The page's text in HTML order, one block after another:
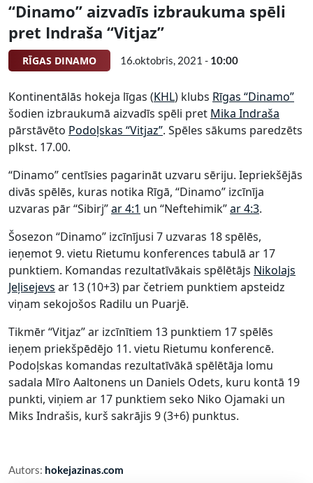
“Dinamo” aizvadīs izbraukuma spēli
pret Indraša “Vitjaz”
RĪGAS DINAMO 16.oktobris, 2021 - 10:00
Kontinentālās hokeja līgas (KHL) klubs Rīgas “Dinamo”
šodien izbraukumā aizvadīs spēli pret Mika Indraša
pārstāvēto Podoļskas “Vitjaz”. Spēles sākums paredzēts
plkst. 17.00.
“Dinamo” centīsies pagarināt uzvaru sēriju. Iepriekšējās
divās spēlēs, kuras notika Rīgā, “Dinamo” izcīnīja
uzvaras pār “Sibirj”ar 4:1 un “Neftehimik”ar 4:3.
Šosezon “Dinamo” izcīnījusi 7 uzvaras 18 spēlēs,
ieņemot 9. vietu Rietumu konferences tabulā ar 17
punktiem. Komandas rezultatīvākais spēlētājs Nikolajs
Jeļisejevs ar 13 (10+3) par četriem punktiem apsteidz
viņam sekojošos Radilu un Puarjē.
Tikmēr “Vitjaz” ar izcīnītiem 13 punktiem 17 spēlēs
ieņem priekšpēdējo 11. vietu Rietumu konferencē.
Podoļskas komandas rezultatīvākā spēlētāja lomu
sadala Mīro Aaltonens un Daniels Odets, kuru kontā 19
punkti, viņiem ar 17 punktiem seko Niko Ojamaki un
Miks Indrašis, kurš sakrājis 9 (3+6) punktus.
Autors: hokejazinas.com